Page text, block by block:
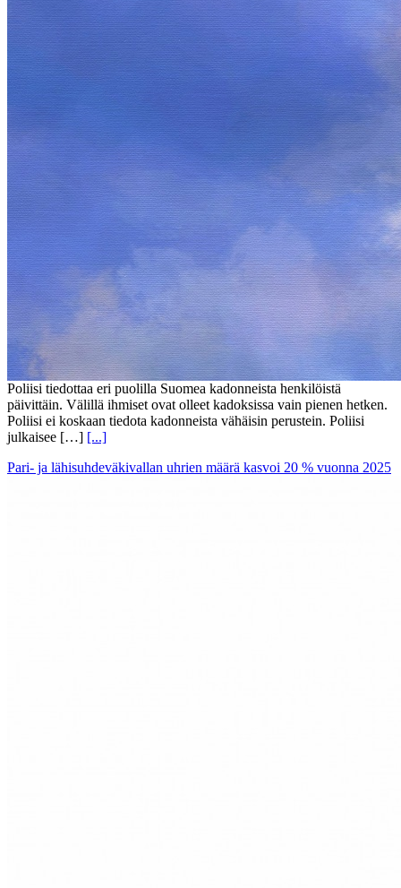
Poliisi tiedottaa eri puolilla Suomea kadonneista henkilöistä
päivittäin. Välillä ihmiset ovat olleet kadoksissa vain pienen hetken.
Poliisi ei koskaan tiedota kadonneista vähäisin perustein. Poliisi
julkaisee […] [...]
Pari- ja lähisuhdeväkivallan uhrien määrä kasvoi 20 % vuonna 2025